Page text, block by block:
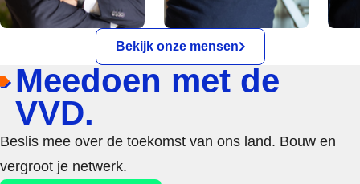
Bekijk onze mensen
Meedoen met de
VVD.
Beslis mee over de toekomst van ons land. Bouw en
vergroot je netwerk.